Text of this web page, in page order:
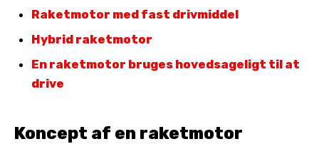
Raketmotor med fast drivmiddel
Hybrid raketmotor
En raketmotor bruges hovedsageligt til at
drive
Koncept af en raketmotor